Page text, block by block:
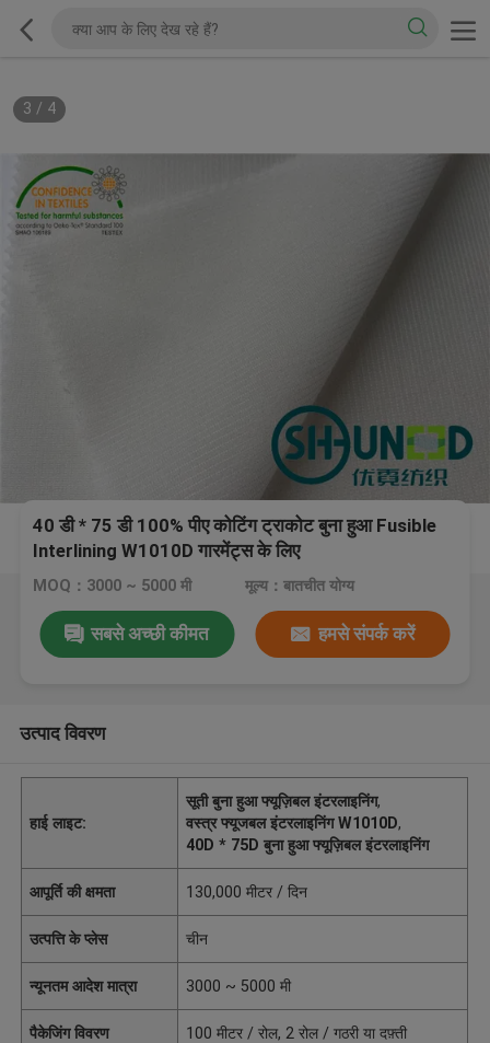
3 / 4
40 डी * 75 डी 100% पीए कोटिंग ट्राकोट बुना हुआ Fusible
Interlining W1010D गारमेंट्स के लिए
MOQ：3000 ~ 5000 मी मूल्य：बातचीत योग्य
सबसे अच्छी कीमत हमसे संपर्क करें
उत्पाद विवरण
हाई लाइट:
सूती बुना हुआ फ्यूज़िबल इंटरलाइनिंग,
वस्त्र फ्यूजबल इंटरलाइनिंग W1010D,
40D * 75D बुना हुआ फ्यूज़िबल इंटरलाइनिंग
आपूर्ति की क्षमता 130,000 मीटर / दिन
उत्पत्ति के प्लेस चीन
न्यूनतम आदेश मात्रा 3000 ~ 5000 मी
पैकेजिंग विवरण 100 मीटर / रोल, 2 रोल / गठरी या दफ़्ती